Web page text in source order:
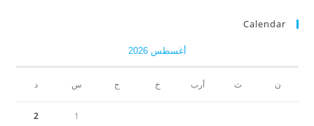
Calendar
أغسطس 2026
ن ث أرب خ ج س د
1
2